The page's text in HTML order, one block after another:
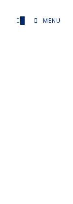
MENU